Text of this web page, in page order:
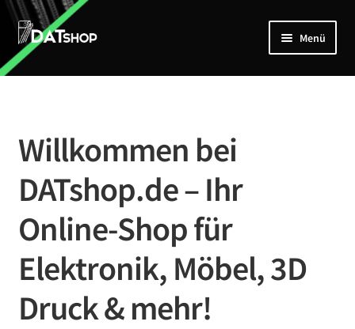
Zur
Navigation
springen
Zum
Inhalt
springen
Menü
Home
Mein Account
Kontakt
Willkommen bei
DATshop.de – Ihr
Online-Shop für
Elektronik, Möbel, 3D
Druck & mehr!